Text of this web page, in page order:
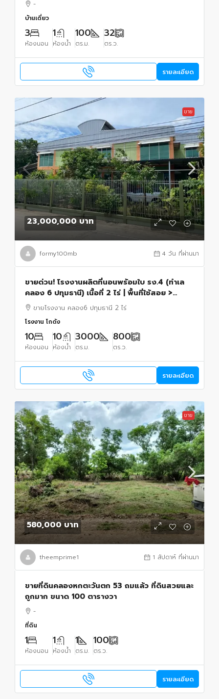
-
บ้านเดี่ยว
3
ห้องนอน
1
ห้องน้ำ
100
ตร.ม.
32
ตร.ว.
รายละเอียด
ขาย
23,000,000 บาท
formy100mb 4 วัน ที่ผ่านมา
ขายด่วน! โรงงานผลิตที่นอนพร้อมใบ รง.4 (ทำเล
คลอง 6 ปทุมธานี) เนื้อที่ 2 ไร่ | พื้นที่ใช้สอย >
3,000 ตร.ม. | พร้อมดำเนินกิจการได้ทันที
ขายโรงงาน คลอง6 ปทุมธานี 2 ไร่
โรงงาน โกดัง
10
ห้องนอน
10
ห้องน้ำ
3000
ตร.ม.
800
ตร.ว.
รายละเอียด
ขาย
580,000 บาท
theemprime1 1 สัปดาห์ ที่ผ่านมา
ขายที่ดินคลองหกตะวันตก 53 ถมแล้ว ที่ดินสวยและ
ถูกมาก ขนาด 100 ตารางวา
-
ที่ดิน
1
ห้องนอน
1
ห้องน้ำ
1
ตร.ม.
100
ตร.ว.
รายละเอียด